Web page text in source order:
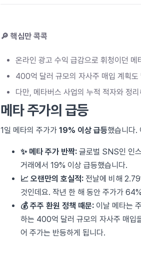
🔎 핵심만 콕콕
온라인 광고 수익 급감으로 휘청이던
400억 달러 규모의 자사주 매입 계획
다만, 메타버스 사업의 누적 적자와 정
메타 주가의 급등
1일 메타의 주가가 19% 이상 급등했습니다.
✨ 메타 주가 반짝: 글로벌 SNS인 인
거래에서 19% 이상 급등했습니다.
📈 오랜만의 호실적: 전날에 비해
것인데요. 작년 한 해 동안 주가가
💰 주주 환원 정책 때문: 이날 메타는
하는 400억 달러 규모의 자사주 매입
어 주가는 반등하게 됩니다.